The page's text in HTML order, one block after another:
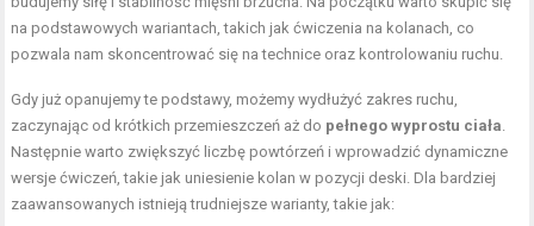
na podstawowych wariantach, takich jak ćwiczenia na kolanach, co
pozwala nam skoncentrować się na technice oraz kontrolowaniu ruchu.
Gdy już opanujemy te podstawy, możemy wydłużyć zakres ruchu,
zaczynając od krótkich przemieszczeń aż do pełnego wyprostu ciała
Następnie warto zwiększyć liczbę powtórzeń i wprowadzić dynamiczne
wersje ćwiczeń, takie jak uniesienie kolan w pozycji deski. Dla bardziej
zaawansowanych istnieją trudniejsze warianty, takie jak: